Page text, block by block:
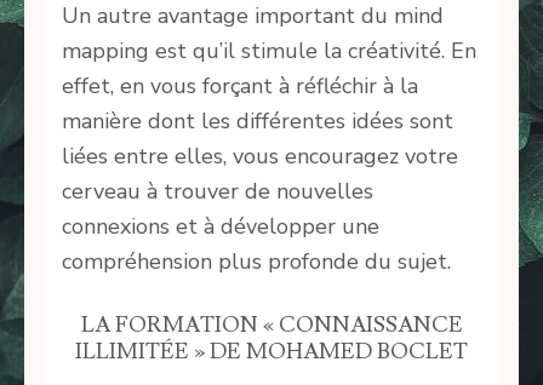
Un autre avantage important du mind
mapping est qu’il stimule la créativité. En
effet, en vous forçant à réfléchir à la
manière dont les différentes idées sont
liées entre elles, vous encouragez votre
cerveau à trouver de nouvelles
connexions et à développer une
compréhension plus profonde du sujet.
LA FORMATION « CONNAISSANCE
ILLIMITÉE » DE MOHAMED BOCLET